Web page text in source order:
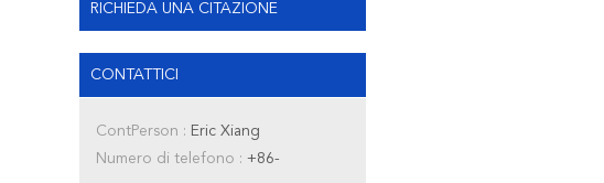
RICHIEDA UNA CITAZIONE
CONTATTICI
ContPerson : Eric Xiang
Numero di telefono : +86-